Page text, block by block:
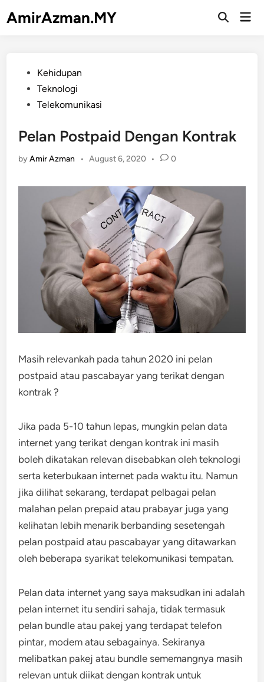
toAmirAzman.MY
Open
PostedKehidupan
Teknologi
Telekomunikasi
Pelan Postpaid Dengan Kontrak
byAmir Azman • August 6, 2020 • 0
Masih relevankah pada tahun 2020 ini pelan
postpaid atau pascabayar yang terikat dengan
kontrak ?
Jika pada 5-10 tahun lepas, mungkin pelan data
internet yang terikat dengan kontrak ini masih
boleh dikatakan relevan disebabkan oleh teknologi
serta keterbukaan internet pada waktu itu. Namun
jika dilihat sekarang, terdapat pelbagai pelan
malahan pelan prepaid atau prabayar juga yang
kelihatan lebih menarik berbanding sesetengah
pelan postpaid atau pascabayar yang ditawarkan
oleh beberapa syarikat telekomunikasi tempatan.
Pelan data internet yang saya maksudkan ini adalah
pelan internet itu sendiri sahaja, tidak termasuk
pelan bundle atau pakej yang terdapat telefon
pintar, modem atau sebagainya. Sekiranya
melibatkan pakej atau bundle sememangnya masih
relevan untuk diikat dengan kontrak untuk